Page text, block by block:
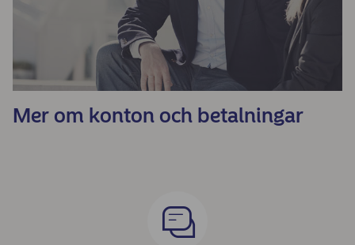
Mer om konton och betalningar